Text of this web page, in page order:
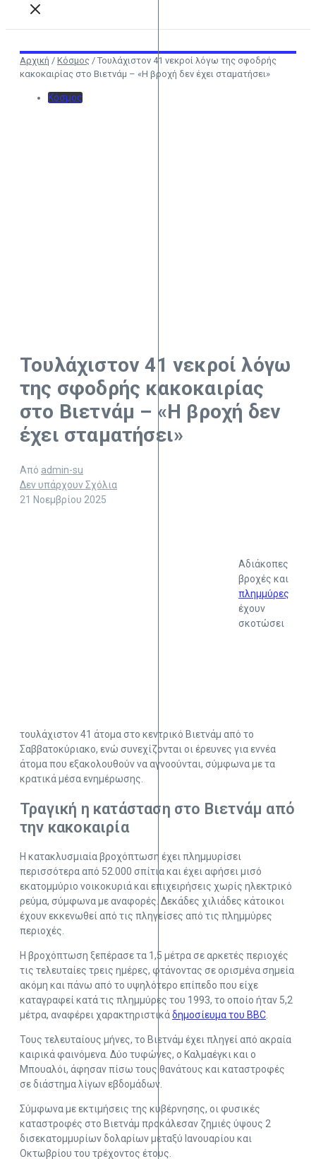
Αρχική / Κόσμος / Τουλάχιστον 41 νεκροί λόγω της σφοδρής
κακοκαιρίας στο Βιετνάμ – «Η βροχή δεν έχει σταματήσει»
Κόσμος
Τουλάχιστον 41 νεκροί λόγω
της σφοδρής κακοκαιρίας
στο Βιετνάμ – «Η βροχή δεν
έχει σταματήσει»
Από admin-su
Δεν υπάρχουν Σχόλια
21 Νοεμβρίου 2025
Αδιάκοπες
βροχές και
πλημμύρες
έχουν
σκοτώσει
τουλάχιστον 41 άτομα στο κεντρικό Βιετνάμ από το
Σαββατοκύριακο, ενώ συνεχίζονται οι έρευνες για εννέα
άτομα που εξακολουθούν να αγνοούνται, σύμφωνα με τα
κρατικά μέσα ενημέρωσης.
Τραγική η κατάσταση στο Βιετνάμ από
την κακοκαιρία
Η κατακλυσμιαία βροχόπτωση έχει πλημμυρίσει
περισσότερα από 52.000 σπίτια και έχει αφήσει μισό
εκατομμύριο νοικοκυριά και επιχειρήσεις χωρίς ηλεκτρικό
ρεύμα, σύμφωνα με αναφορές. Δεκάδες χιλιάδες κάτοικοι
έχουν εκκενωθεί από τις πληγείσες από τις πλημμύρες
περιοχές.
Η βροχόπτωση ξεπέρασε τα 1,5 μέτρα σε αρκετές περιοχές
τις τελευταίες τρεις ημέρες, φτάνοντας σε ορισμένα σημεία
ακόμη και πάνω από το υψηλότερο επίπεδο που είχε
καταγραφεί κατά τις πλημμύρες του 1993, το οποίο ήταν 5,2
μέτρα, αναφέρει χαρακτηριστικάδημοσίευμα του BBC
Τους τελευταίους μήνες, το Βιετνάμ έχει πληγεί από ακραία
καιρικά φαινόμενα. Δύο τυφώνες, ο Καλμαέγκι και ο
Μπουαλόι, άφησαν πίσω τους θανάτους και καταστροφές
σε διάστημα λίγων εβδομάδων.
Σύμφωνα με εκτιμήσεις της κυβέρνησης, οι φυσικές
καταστροφές στο Βιετνάμ προκάλεσαν ζημιές ύψους 2
δισεκατομμυρίων δολαρίων μεταξύ Ιανουαρίου και
Οκτωβρίου του τρέχοντος έτους.